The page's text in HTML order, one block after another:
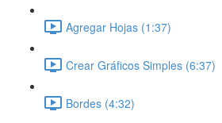
Agregar Hojas (1:37)
Crear Gráficos Simples (6:37)
Bordes (4:32)